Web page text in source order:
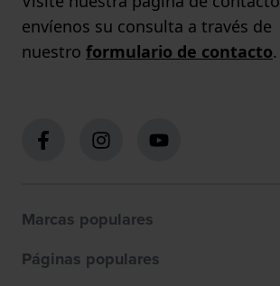
envíenos su consulta a través de
nuestro formulario de contacto.
Marcas populares
Páginas populares